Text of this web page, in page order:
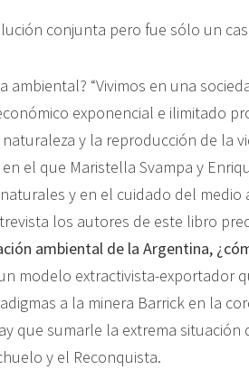
conjunta pero fue sólo un
ambiental? “Vivimos en una
exponencial e ilimitado
y la reproducción de la
el que Maristella Svampa y
y en el cuidado del
los autores de este libro
ambiental de la Argentina,
modelo extractivista-exportador
a la minera Barrick en la
que sumarle la extrema
y el Reconquista.